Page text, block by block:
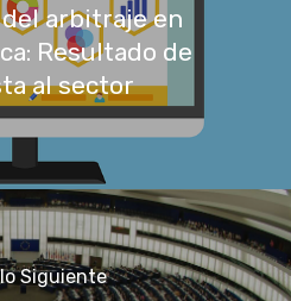
del arbitraje en
Resultado de
al sector
Siguiente